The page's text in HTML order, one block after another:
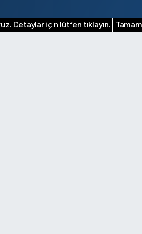
Detaylar için lütfen tıklayın. Tamam